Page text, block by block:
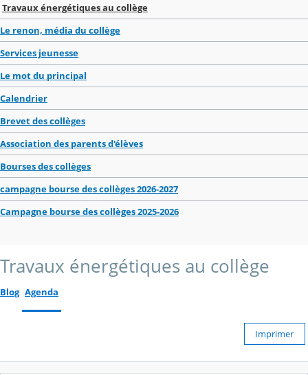
Travaux énergétiques au collège
Le renon, média du collège
Services jeunesse
Le mot du principal
Calendrier
Brevet des collèges
Association des parents d'élèves
Bourses des collèges
campagne bourse des collèges 2026-2027
Campagne bourse des collèges 2025-2026
Travaux énergétiques au collège
Blog Agenda
Imprimer